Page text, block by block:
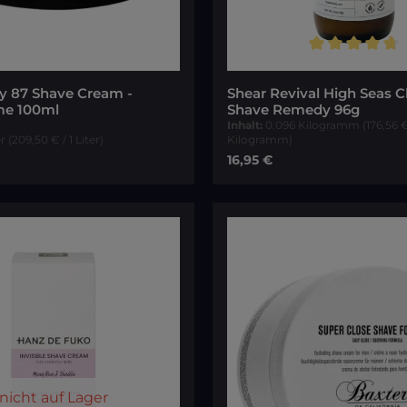
87 Shave Cream -
100ml
(209,50 € / 1 Liter)
In den Warenkorb
Shear Revival High Seas
Shave Remedy 96g
Inhalt: 0.096 Kilogramm (176,56
Kilogramm)
Regulärer Preis:
16,95 €
In den
auf Lager